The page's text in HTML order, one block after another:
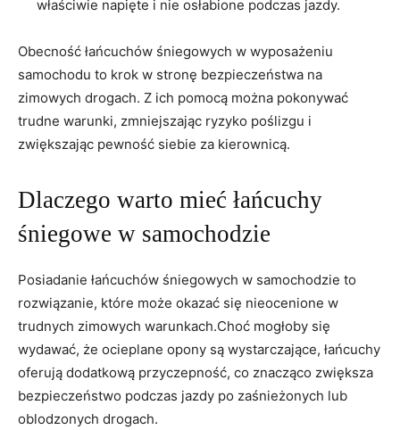
właściwie napięte i nie osłabione podczas jazdy.
Obecność łańcuchów śniegowych w wyposażeniu
samochodu to krok w stronę bezpieczeństwa na
zimowych drogach. Z ich pomocą można pokonywać
trudne warunki, zmniejszając ryzyko poślizgu i
zwiększając pewność siebie za kierownicą.
Dlaczego warto mieć łańcuchy
śniegowe w samochodzie
Posiadanie łańcuchów śniegowych w samochodzie to
rozwiązanie, które może okazać się nieocenione w
trudnych zimowych warunkach.Choć mogłoby się
wydawać, że ocieplane opony są wystarczające, łańcuchy
oferują dodatkową przyczepność, co znacząco zwiększa
bezpieczeństwo podczas jazdy po zaśnieżonych lub
oblodzonych drogach.